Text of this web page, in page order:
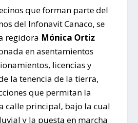
que forman parte del
del Infonavit Canaco, se
regidora Mónica Ortiz
en asentamientos
licencias y
la tenencia de la tierra,
que permitan la
calle principal, bajo la cual
y la puesta en marcha